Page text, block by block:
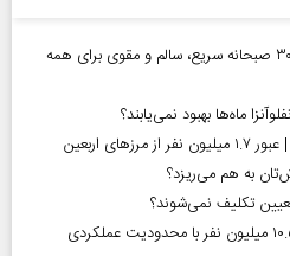
صبحانه چی درست کنم؟ معرفی ۳۰ صبحانه سریع، سالم و مقوی برای همه
ماه‌ها بهبود نمی‌یابند؟
به هم می‌ریزد؟
تکلیف نمی‌شوند؟
آمار معلولیت در ایران | بیش از ۱۰.۵ میلیون نفر با محدودیت عملکردی